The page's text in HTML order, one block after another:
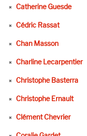
Catherine Guesde
Cédric Rassat
Chan Masson
Charline Lecarpentier
Christophe Basterra
Christophe Ernault
Clément Chevrier